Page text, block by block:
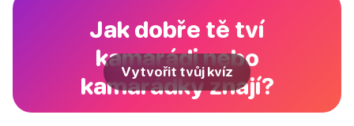
Jak dobře tě tví
kamarádi nebo
kamarádky znají?
Vytvořit tvůj kvíz